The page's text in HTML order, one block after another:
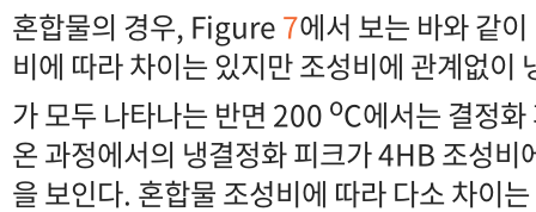
혼합물의 경우, Figure7에서 보는 바와 같
비에 따라 차이는 있지만 조성비에 관계없이
가 모두 나타나는 반면 200 oC에서는 결정
온 과정에서의 냉결정화 피크가 4HB 조성비
을 보인다. 혼합물 조성비에 따라 다소 차이